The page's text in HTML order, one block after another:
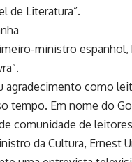
de Literatura”.
ministro espanhol,
agradecimento como
tempo. Em nome do
comunidade de
da Cultura, Ernest